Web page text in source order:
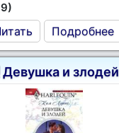
Подробнее
Девушка и злодей